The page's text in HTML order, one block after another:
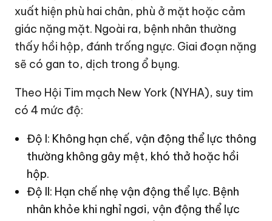
xuất hiện phù hai chân, phù ở mặt hoặc cảm
giác nặng mặt. Ngoài ra, bệnh nhân thường
thấy hồi hộp, đánh trống ngực. Giai đoạn nặng
sẽ có gan to, dịch trong ổ bụng.
Theo Hội Tim mạch New York (NYHA), suy tim
có 4 mức độ:
Độ I: Không hạn chế, vận động thể lực thông
thường không gây mệt, khó thở hoặc hồi
hộp.
Độ II: Hạn chế nhẹ vận động thể lực. Bệnh
nhân khỏe khi nghỉ ngơi, vận động thể lực